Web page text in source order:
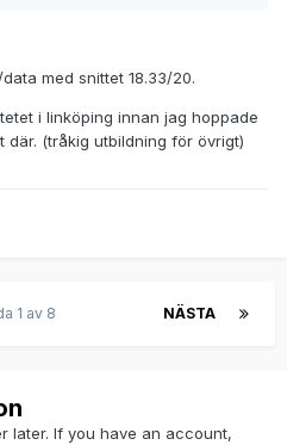
med snittet 18.33/20.
i linköping innan jag hoppade
där. (tråkig utbildning för övrigt)
NÄSTA
1 av 8
later. If you have an account,